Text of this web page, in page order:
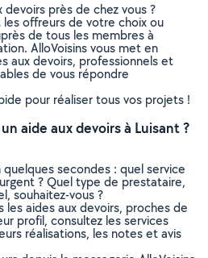
devoirs près de chez vous ?
offreurs de votre choix ou
de tous les membres à
AlloVoisins vous met en
aux devoirs, professionnels et
de vous répondre
pour réaliser tous vos projets !
aide aux devoirs à Luisant ?
secondes : quel service
? Quel type de prestataire,
souhaitez-vous ?
aides aux devoirs, proches de
profil, consultez les services
réalisations, les notes et avis